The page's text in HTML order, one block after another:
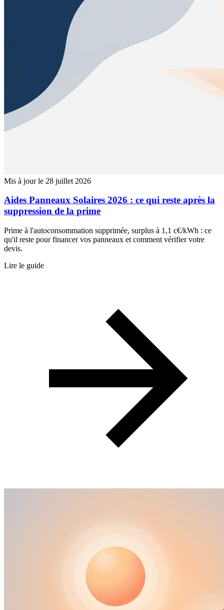
Mis à jour le 28 juillet 2026
Aides Panneaux Solaires 2026 : ce qui reste après la
suppression de la prime
Prime à l'autoconsommation supprimée, surplus à 1,1 c€/kWh : ce
qu'il reste pour financer vos panneaux et comment vérifier votre
devis.
Lire le guide